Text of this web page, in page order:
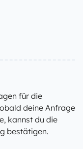
für die
deine Anfrage
kannst du die
bestätigen.